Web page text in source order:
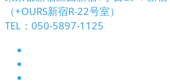
（+OURS新宿R-22号室）
TEL：050-5897-1125